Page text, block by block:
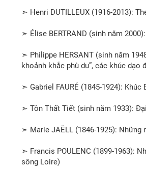
➣ Henri DUTILLEUX (1916-2013):
➣ Élise BERTRAND (sinh năm
➣ Philippe HERSANT (sinh năm
khoảnh khắc phù du”, các khúc
➣ Gabriel FAURÉ (1845-1924):
➣ Tôn Thất Tiết (sinh năm 1933):
➣ Marie JAËLL (1846-1925):
➣ Francis POULENC (1899-1963):
sông Loire)